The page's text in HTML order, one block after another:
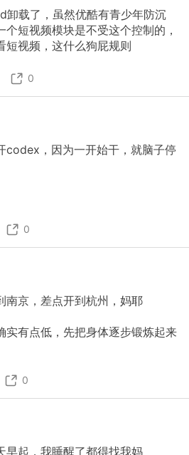
得此刻不够好，钱赚得不够多，家庭
身体不够健康，社交关系不够全面和
正总有坑坑漏漏的地方，于是才有了
的，往往这样的人也不会想着锻炼身
，反正要折腾折腾自己。 这么看
”跟“活在当下”是对冲的。 一个人如
在当下，是不会想要“变好”的，这句话
但好像就是这么回事儿。就像之前
只是用心把这顿饭做好，把这些碗刷
碗就凭空掉下来，结果就是我既没
不再向往他的生活了，甚至不向往任
星大 V 反正是把自己完全暴露在公开
生活，那些都是变好的代价，是赚
。 理想状态是朋友的一句
我之前的版本叫“对当下满意，对未来
意思一样。 变好的念头不是不
人就一辈子幸福不了了，这一生都会
工作要找稳定的，结婚要赶紧生孩
卸载了，虽然优酷有青少年防沉
个短视频模块是不受这个控制的，
短视频，这什么狗屁规则
0
codex，因为一开始干，就脑子停
0
南京，差点开到杭州，妈耶
实有点低，先把身体逐步锻炼起来
0
早起，我睡醒了都得找我妈